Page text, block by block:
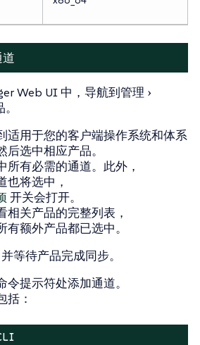
Web UI 中，导航到管理
。
适用于您的客户端操作系统和体系
选中相应产品。
所有必需的通道。此外，
也将选中，
开关会打开。
相关产品的完整列表，
有额外产品都已选中。
并等待产品完成同步。
提示符处添加通道。
括：